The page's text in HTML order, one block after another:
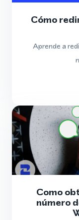
Cómo
Aprende a
Como
número